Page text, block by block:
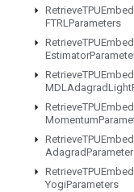
Retrieve
FTRLParameters
Retrieve
Estimator
Retrieve
MDLAdagradLight
Retrieve
Momentum
Retrieve
Adagrad
Retrieve
YogiParameters
つながる